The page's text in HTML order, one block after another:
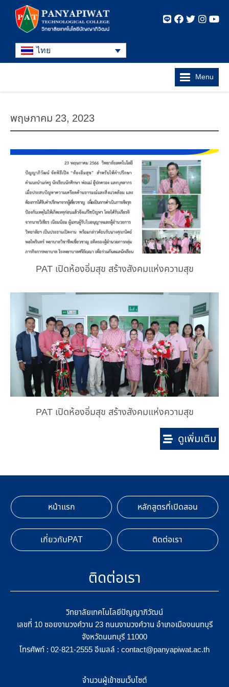
ไทย
Menu
พฤษภาคม 23, 2023
PAT เปิดห้องอิ่มสุข สร้างสังคมแห่งความสุข
PAT เปิดห้องอิ่มสุข สร้างสังคมแห่งความสุข
ดูเพิ่มเติม
หน้าแรก หลักสูตรที่เปิดสอน
เกี่ยวกับPAT ติดต่อเรา
ติดต่อเรา
วิทยาลัยเทคโนโลยีปัญญาภิวัฒน์
เลขที่ 10 ซอยงามวงศ์วาน 23 ถนนงามวงศ์วาน อำเภอเมืองนนทบุรี
จังหวัดนนทบุรี 11000
โทรศัพท์ : 02-821-2555 อีเมลล์ : contact@panyapiwat.ac.th
จำนวนผู้เข้าชมเว็บไซต์